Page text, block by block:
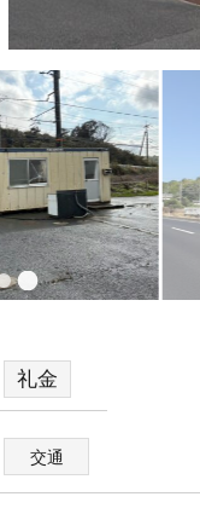
礼金
交通